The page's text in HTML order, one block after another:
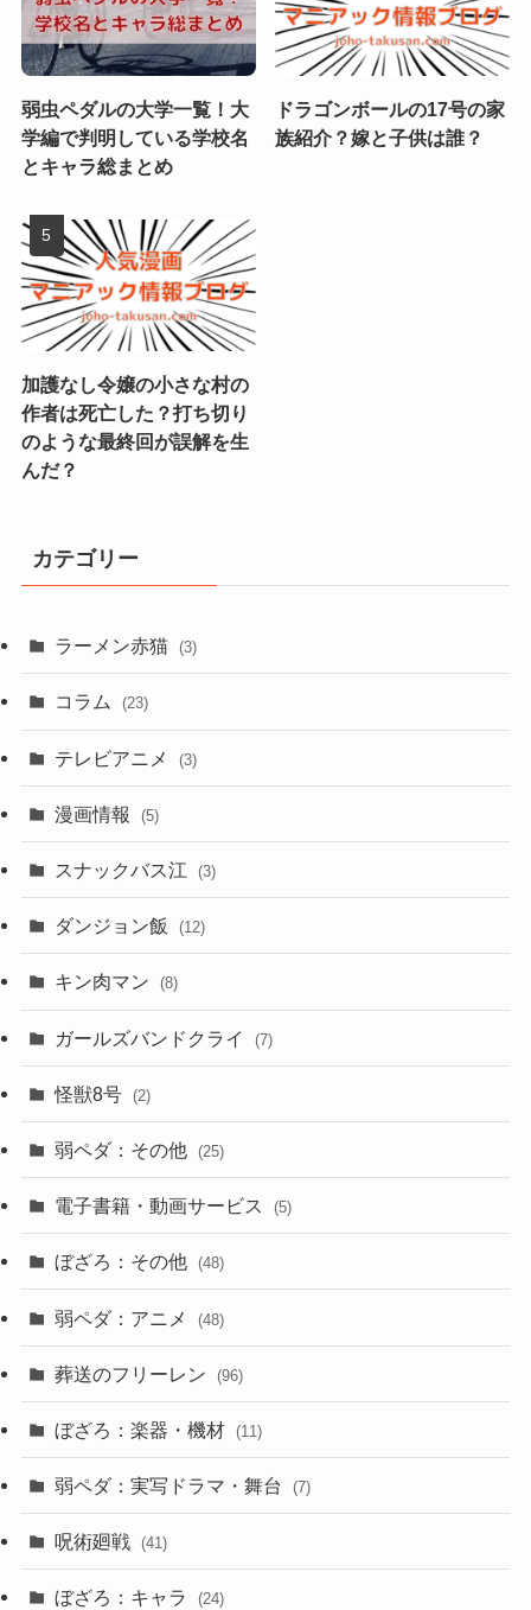
弱虫ペダルの大学一覧！大
学編で判明している学校名
とキャラ総まとめ
ドラゴンボールの17号の家
族紹介？嫁と子供は誰？
加護なし令嬢の小さな村の
作者は死亡した？打ち切り
のような最終回が誤解を生
んだ？
カテゴリー
ラーメン赤猫 (3)
コラム (23)
テレビアニメ (3)
漫画情報 (5)
スナックバス江 (3)
ダンジョン飯 (12)
キン肉マン (8)
ガールズバンドクライ (7)
怪獣8号 (2)
弱ペダ：その他 (25)
電子書籍・動画サービス (5)
ぼざろ：その他 (48)
弱ペダ：アニメ (48)
葬送のフリーレン (96)
ぼざろ：楽器・機材 (11)
弱ペダ：実写ドラマ・舞台 (7)
呪術廻戦 (41)
ぼざろ：キャラ (24)